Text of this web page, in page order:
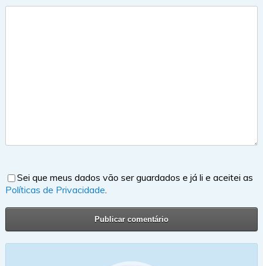
Sei que meus dados vão ser guardados e já li e aceitei as
Políticas de Privacidade.